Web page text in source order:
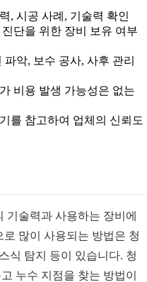
, 시공 사례, 기술력 확인
단을 위한 장비 보유 여부
파악, 보수 공사, 사후 관리
비용 발생 가능성은 없는
를 참고하여 업체의 신뢰도
기술력과 사용하는 장비에
많이 사용되는 방법은 청
식 탐지 등이 있습니다. 청
누수 지점을 찾는 방법이